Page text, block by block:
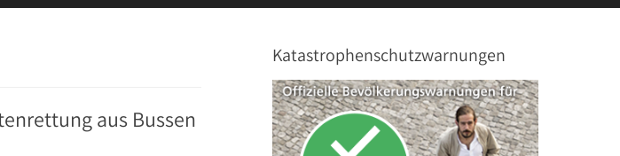
aus Bussen
Katastrophenschutzwarnungen